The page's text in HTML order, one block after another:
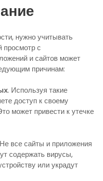
нужно учитывать
просмотр с
и сайтов может
причинам:
. Используя такие
доступ к своему
может привести к утечке
все сайты и приложения
содержать вирусы,
или украдут